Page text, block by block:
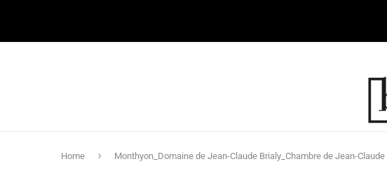
Home Monthyon_Domaine de Jean-Claude Brialy_Chambre de Jean-